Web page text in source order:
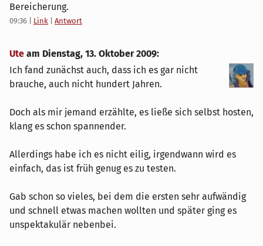
Bereicherung.
09:36 Link Antwort
Ute am Dienstag, 13. Oktober 2009:
Ich fand zunächst auch, dass ich es gar nicht
brauche, auch nicht hundert Jahren.
Doch als mir jemand erzählte, es ließe sich selbst hosten,
klang es schon spannender.
Allerdings habe ich es nicht eilig, irgendwann wird es
einfach, das ist früh genug es zu testen.
Gab schon so vieles, bei dem die ersten sehr aufwändig
und schnell etwas machen wollten und später ging es
unspektakulär nebenbei.